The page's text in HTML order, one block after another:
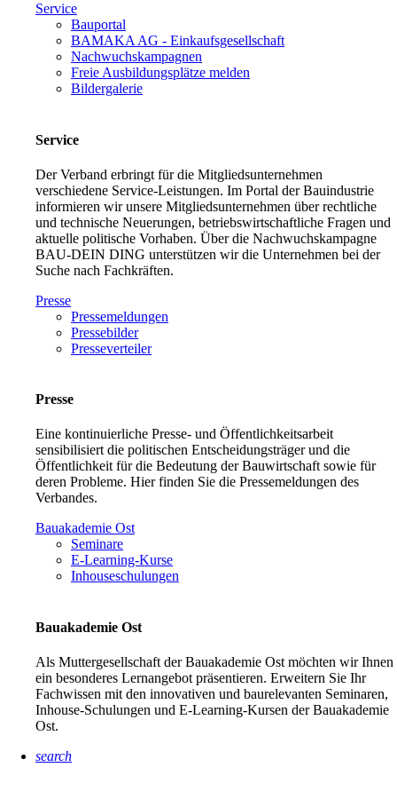
Service
Bauportal
BAMAKA AG - Einkaufsgesellschaft
Nachwuchskampagnen
Freie Ausbildungsplätze melden
Bildergalerie
Service
Der Verband erbringt für die Mitgliedsunternehmen
verschiedene Service-Leistungen. Im Portal der Bauindustrie
informieren wir unsere Mitgliedsunternehmen über rechtliche
und technische Neuerungen, betriebswirtschaftliche Fragen und
aktuelle politische Vorhaben. Über die Nachwuchskampagne
BAU-DEIN DING unterstützen wir die Unternehmen bei der
Suche nach Fachkräften.
Presse
Pressemeldungen
Pressebilder
Presseverteiler
Presse
Eine kontinuierliche Presse- und Öffentlichkeitsarbeit
sensibilisiert die politischen Entscheidungsträger und die
Öffentlichkeit für die Bedeutung der Bauwirtschaft sowie für
deren Probleme. Hier finden Sie die Pressemeldungen des
Verbandes.
Bauakademie Ost
Seminare
E-Learning-Kurse
Inhouseschulungen
Bauakademie Ost
Als Muttergesellschaft der Bauakademie Ost möchten wir Ihnen
ein besonderes Lernangebot präsentieren. Erweitern Sie Ihr
Fachwissen mit den innovativen und baurelevanten Seminaren,
Inhouse-Schulungen und E-Learning-Kursen der Bauakademie
Ost.
search